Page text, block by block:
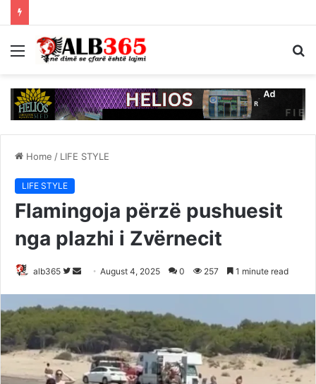
Menu
Home / LIFE STYLE
LIFE STYLE
Flamingoja përzë pushuesit
nga plazhi i Zvërnecit
alb365
Follow
Twitter
Send
email
August 4, 2025 0 257 1 minute read